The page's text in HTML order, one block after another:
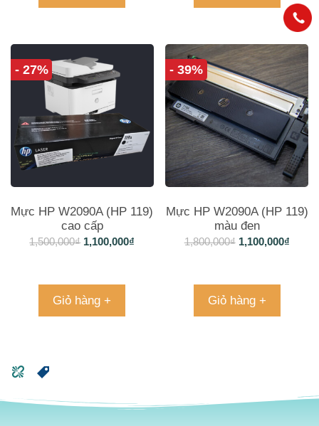
- 27%
Mực HP W2090A (HP 119)
cao cấp
1,500,000₫ 1,100,000₫
Giỏ hàng +
- 39%
Mực HP W2090A (HP 119)
màu đen
1,800,000₫ 1,100,000₫
Giỏ hàng +